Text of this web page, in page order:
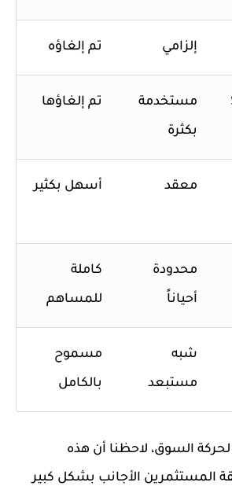
إلزامي تم إلغاؤه
مستخدمة
بكثرة
تم إلغاؤها
معقد أسهل بكثير
محدودة
أحياناً
كاملة
للمساهم
شبه
مستبعد
مسموح
بالكامل
لحركة السوق، لاحظنا أن هذه
المستثمرين الأجانب بشكل كبير